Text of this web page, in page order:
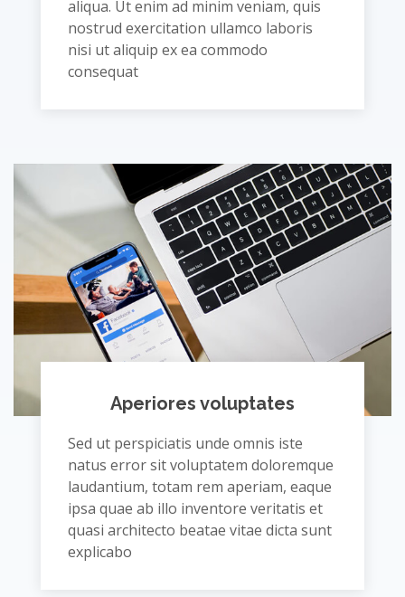
aliqua. Ut enim ad minim veniam, quis
nostrud exercitation ullamco laboris
nisi ut aliquip ex ea commodo
consequat
Aperiores voluptates
Sed ut perspiciatis unde omnis iste
natus error sit voluptatem doloremque
laudantium, totam rem aperiam, eaque
ipsa quae ab illo inventore veritatis et
quasi architecto beatae vitae dicta sunt
explicabo